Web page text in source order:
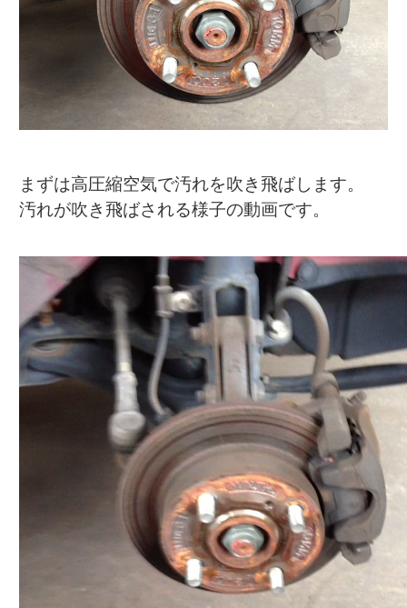
まずは高圧縮空気で汚れを吹き飛ばします。
汚れが吹き飛ばされる様子の動画です。